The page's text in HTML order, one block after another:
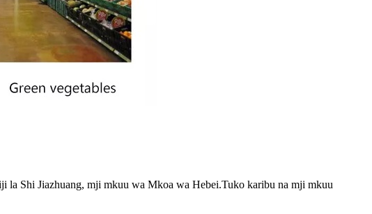
Shi Jiazhuang, mji mkuu wa Mkoa wa Hebei.Tuko karibu na mji mkuu